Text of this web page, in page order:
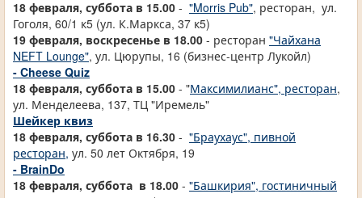
18 февраля, суббота в 15.00 - "Morris Pub", ресторан, ул.
Гоголя, 60/1 к5 (ул. К.Маркса, 37 к5)
19 февраля, воскресенье в 18.00 - ресторан "Чайхана
NEFT Lounge", ул. Цюрупы, 16 (бизнес-центр Лукойл)
- Cheese Quiz
18 февраля, суббота в 15.00 - "Максимилианс", ресторан,
ул. Менделеева, 137, ТЦ "Иремель"
Шейкер квиз
18 февраля, суббота в 16.30 - "Браухаус", пивной
ресторан, ул. 50 лет Октября, 19
- BrainDo
18 февраля, суббота в 18.00 - "Башкирия", гостиничный